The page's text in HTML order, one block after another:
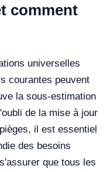
comment
universelles
courantes peuvent
la sous-estimation
de la mise à jour
il est essentiel
des besoins
que tous les